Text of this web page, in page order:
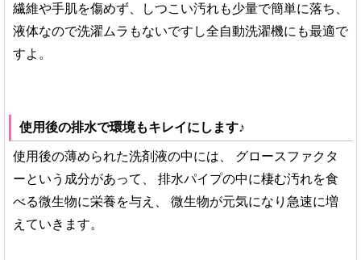
繊維や手肌を傷めず、しつこい汚れも少量で簡単に落ち、
液体なので洗濯ムラもないですし全自動洗濯機にも最適で
すよ。
使用後の排水で環境もキレイにします♪
使用後の薄められた洗剤液の中には、
グロースファクタ
ーという成分があって、
排水パイプの中に棲む汚れを食
べる微生物に栄養を与え、
微生物が元気になり急速に増
えていきます。